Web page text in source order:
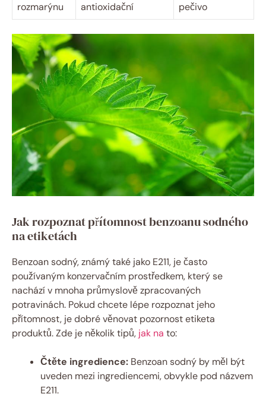
rozmarýnu
antioxidační
pečivo
Jak rozpoznat přítomnost benzoanu sodného
na etiketách
Benzoan sodný, známý také jako E211, je často
používaným konzervačním prostředkem, který se
nachází v mnoha průmyslově zpracovaných
potravinách. Pokud chcete lépe rozpoznat jeho
přítomnost, je dobré věnovat pozornost etiketa
produktů. Zde je několik tipů, jak na to:
Čtěte ingredience: Benzoan sodný by měl být
uveden mezi ingrediencemi, obvykle pod názvem
E211.